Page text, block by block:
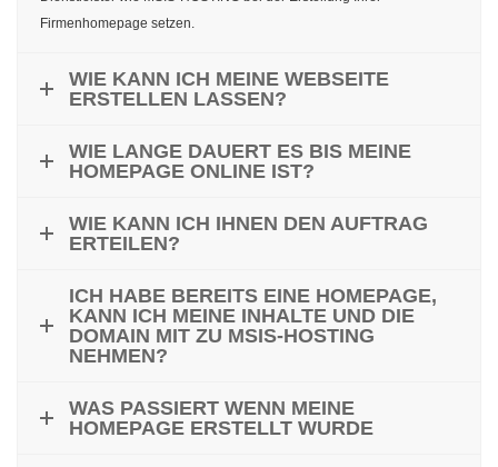
Firmenhomepage setzen.
WIE KANN ICH MEINE WEBSEITE
ERSTELLEN LASSEN?
WIE LANGE DAUERT ES BIS MEINE
HOMEPAGE ONLINE IST?
WIE KANN ICH IHNEN DEN AUFTRAG
ERTEILEN?
ICH HABE BEREITS EINE HOMEPAGE,
KANN ICH MEINE INHALTE UND DIE
DOMAIN MIT ZU MSIS-HOSTING
NEHMEN?
WAS PASSIERT WENN MEINE
HOMEPAGE ERSTELLT WURDE